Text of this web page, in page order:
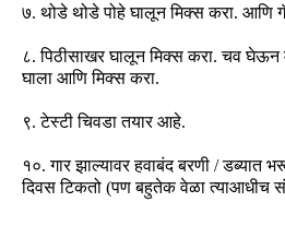
७. थोडे थोडे पोहे घालून मिक्स करा. आणि
८.पिठीसाखर घालून मिक्स करा.चव घेऊन
घाला आणि मिक्स करा.
९.टेस्टी चिवडा तयार आहे.
१०.गार झाल्यावर हवाबंद बरणी /डब्यात
दिवस टिकतो (पण बहुतेक वेळा त्याआधीच